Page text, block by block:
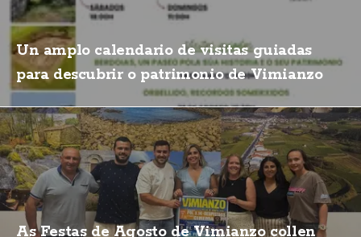
Un amplo calendario de visitas guiadas
para descubrir o patrimonio de Vimianzo
As Festas de Agosto de Vimianzo collen